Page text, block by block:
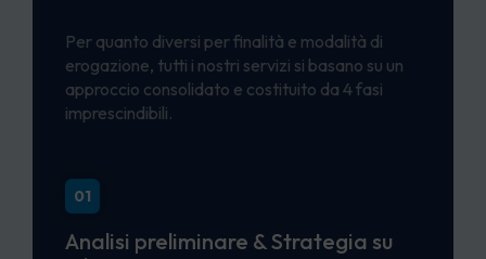
Per quanto diversi per finalità e modalità di
erogazione, tutti i nostri servizi si basano su un
approccio consolidato e costituito da 4 fasi
imprescindibili.
01
Analisi preliminare & Strategia su